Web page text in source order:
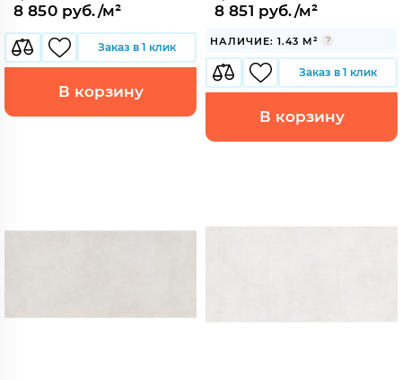
8 850 руб./м²
Заказ в 1 клик
В корзину
8 851 руб./м²
НАЛИЧИЕ: 1.43 М²
Заказ в 1 клик
В корзину